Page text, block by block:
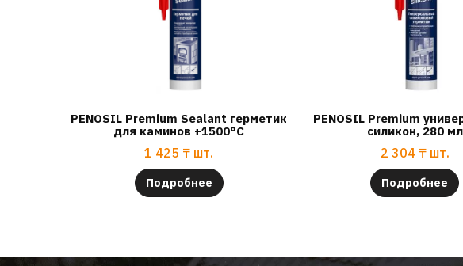
PENOSIL Premium Sealant герметик
для каминов +1500°C
1 425 ₸ шт.
Подробнее
PENOSIL Premium
силикон, 280 мл
2 304 ₸ шт.
Подробнее